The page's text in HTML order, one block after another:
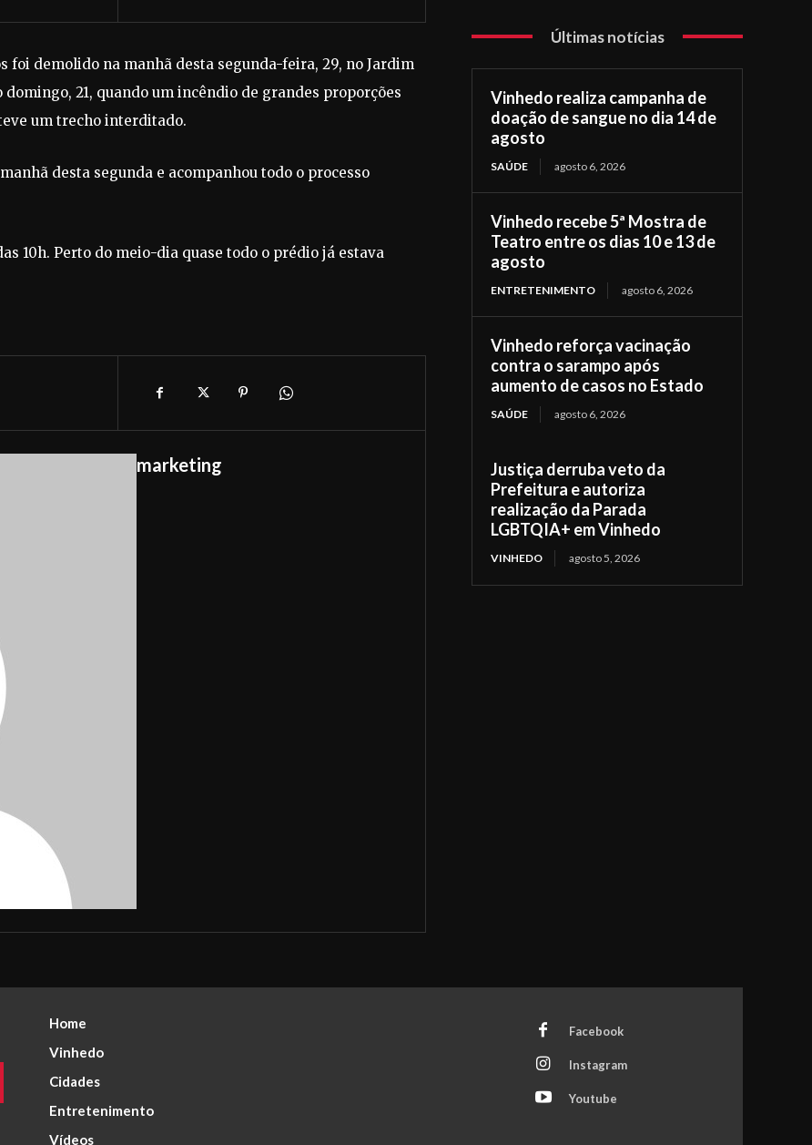
foi demolido na manhã desta segunda-feira, 29, no Jardim
21, quando um incêndio de grandes proporções
um trecho interditado.
desta segunda e acompanhou todo o processo
10h. Perto do meio-dia quase todo o prédio já estava
marketing
Últimas notícias
Vinhedo realiza campanha de
doação de sangue no dia 14 de
agosto
SAÚDE agosto 6, 2026
Vinhedo recebe 5ª Mostra de
Teatro entre os dias 10 e 13 de
agosto
ENTRETENIMENTO agosto 6, 2026
Vinhedo reforça vacinação
contra o sarampo após
aumento de casos no Estado
SAÚDE agosto 6, 2026
Justiça derruba veto da
Prefeitura e autoriza
realização da Parada
LGBTQIA+ em Vinhedo
VINHEDO agosto 5, 2026
Home
Vinhedo
Cidades
Entretenimento
Vídeos
Facebook
Instagram
Youtube